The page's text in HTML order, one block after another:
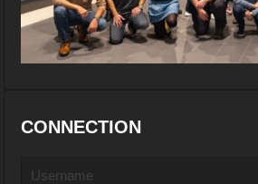
CONNECTION